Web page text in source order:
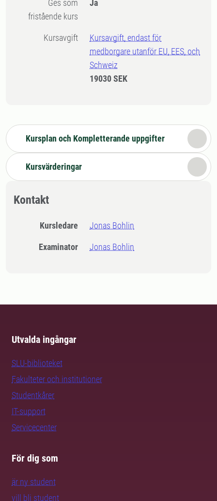
Ges som
fristående kurs
Ja
Kursavgift
Kursavgift, endast för
medborgare utanför EU, EES, och
Schweiz
19030 SEK
Kursplan och Kompletterande uppgifter
Kursvärderingar
Kontakt
Kursledare Jonas Bohlin
Examinator Jonas Bohlin
Utvalda ingångar
SLU-biblioteket
Fakulteter och institutioner
Studentkårer
IT-support
Servicecenter
För dig som
är ny student
vill bli student